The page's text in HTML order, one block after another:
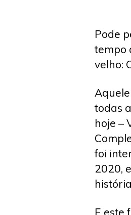
Pode
tempo
velho:
todas
hoje –
foi
2020,
E este